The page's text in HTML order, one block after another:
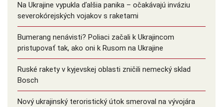
Na Ukrajine vypukla ďalšia panika – očakávajú inváziu
severokórejských vojakov s raketami
Bumerang nenávisti? Poliaci začali k Ukrajincom
pristupovať tak, ako oni k Rusom na Ukrajine
Ruské rakety v kyjevskej oblasti zničili nemecký sklad
Bosch
Nový ukrajinský teroristický útok smeroval na vývojára